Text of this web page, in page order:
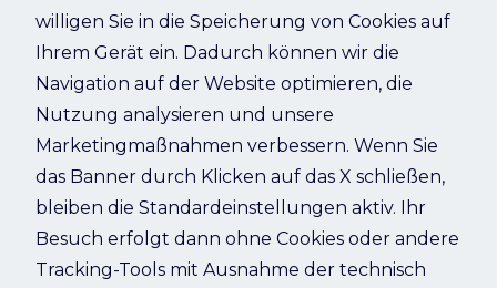
Refresh
willigen Sie in die Speicherung von Cookies auf
Ihrem Gerät ein. Dadurch können wir die
Navigation auf der Website optimieren, die
Nutzung analysieren und unsere
Marketingmaßnahmen verbessern. Wenn Sie
das Banner durch Klicken auf das X schließen,
bleiben die Standardeinstellungen aktiv. Ihr
Besuch erfolgt dann ohne Cookies oder andere
Tracking-Tools mit Ausnahme der technisch